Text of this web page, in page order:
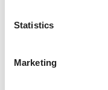
Statistics
Marketing